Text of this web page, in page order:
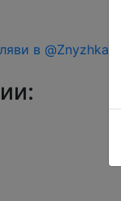
в @ZnyzhkaUA